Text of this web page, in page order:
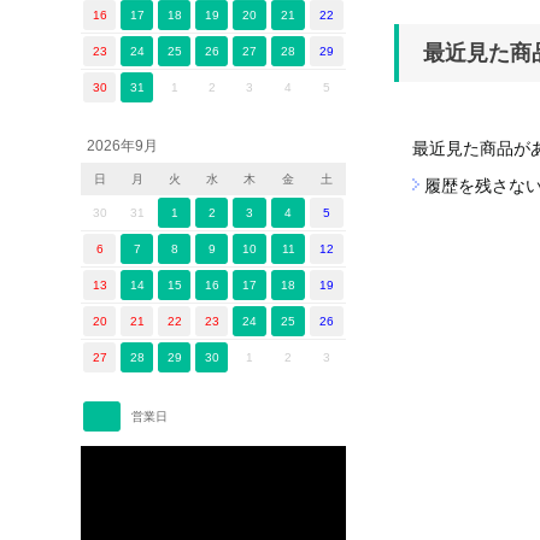
最近見た商
最近見た商品が
履歴を残さな
16 17 18 19 20 21 22
23 24 25 26 27 28 29
30 31 1 2 3 4 5
2026年9月
日 月 火 水 木 金 土
30 31 1 2 3 4 5
6 7 8 9 10 11 12
13 14 15 16 17 18 19
20 21 22 23 24 25 26
27 28 29 30 1 2 3
営業日